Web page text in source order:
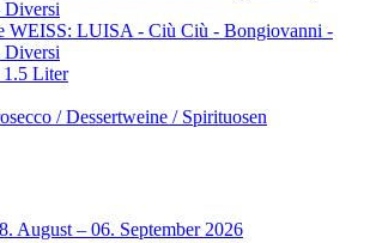
WEISS: LUISA - Ciù Ciù - Bongiovanni -
1.5 Liter
/ Dessertweine / Spirituosen
August – 06. September 2026